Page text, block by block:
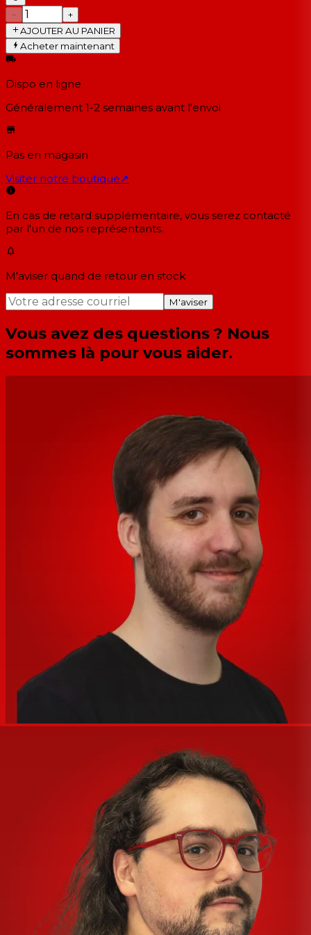
−
+
AJOUTER AU PANIER
Acheter maintenant
Dispo en ligne
Généralement 1-2 semaines avant l'envoi
Pas en magasin
Visiter notre boutique↗
En cas de retard supplémentaire, vous serez contacté
par l'un de nos représentants.
M'aviser quand de retour en stock
M'aviser
Vous avez des questions ? Nous
sommes là pour vous aider.